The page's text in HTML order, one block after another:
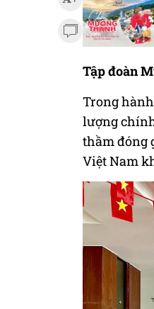
Tập đoàn
Trong
lượng
thầm đóng
Việt Nam